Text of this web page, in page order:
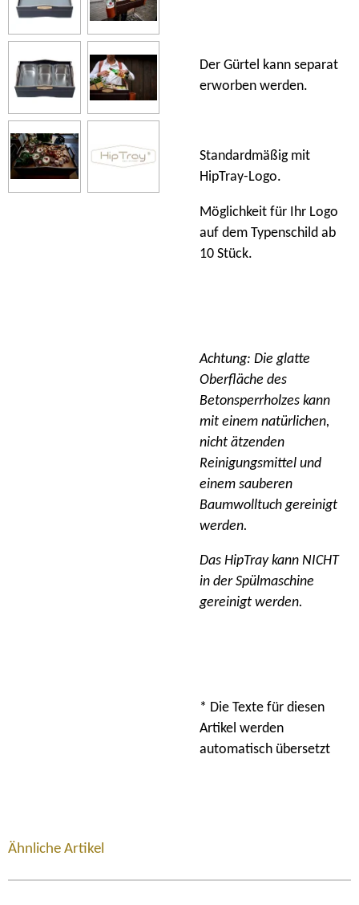
Der Gürtel kann separat
erworben werden.
Standardmäßig mit
HipTray-Logo.
Möglichkeit für Ihr Logo
auf dem Typenschild ab
10 Stück.
Achtung: Die glatte
Oberfläche des
Betonsperrholzes kann
mit einem natürlichen,
nicht ätzenden
Reinigungsmittel und
einem sauberen
Baumwolltuch gereinigt
werden.
Das HipTray kann NICHT
in der Spülmaschine
gereinigt werden.
* Die Texte für diesen
Artikel werden
automatisch übersetzt
Ähnliche Artikel